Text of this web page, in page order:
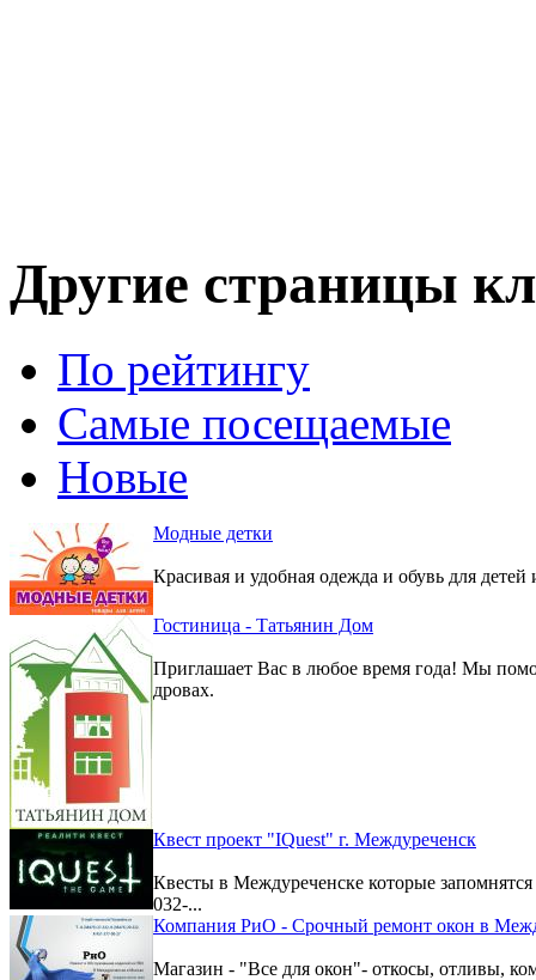
Другие страницы
По рейтингу
Самые посещаемые
Новые
Модные детки
Красивая и удобная одежда и обувь для детей
Гостиница - Татьянин Дом
Приглашает Вас в любое время года! Мы
дровах.
Квест проект "IQuest" г. Междуреченск
Квесты в Междуреченске которые
032-...
Компания РиО - Срочный ремонт окон в
Магазин - "Все для окон"- откосы, отливы,